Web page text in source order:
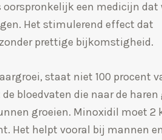
een medicijn dat
Het stimulerend effect dat
prettige bijkomstigheid.
staat niet 100 procent
bloedvaten die naar de haren
groeien. Minoxidil moet 2
Het helpt vooral bij mannen en